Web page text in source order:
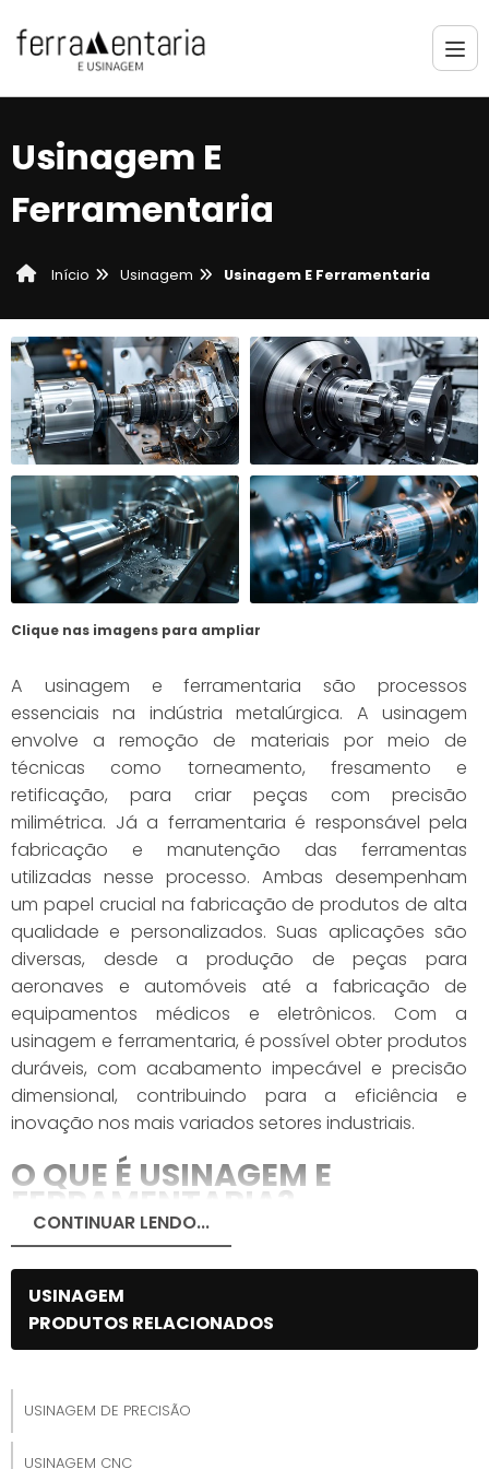
Usinagem E
Ferramentaria
Início Usinagem Usinagem E Ferramentaria
Clique nas imagens para ampliar
A usinagem e ferramentaria são processos
essenciais na indústria metalúrgica. A usinagem
envolve a remoção de materiais por meio de
técnicas como torneamento, fresamento e
retificação, para criar peças com precisão
milimétrica. Já a ferramentaria é responsável pela
fabricação e manutenção das ferramentas
utilizadas nesse processo. Ambas desempenham
um papel crucial na fabricação de produtos de alta
qualidade e personalizados. Suas aplicações são
diversas, desde a produção de peças para
aeronaves e automóveis até a fabricação de
equipamentos médicos e eletrônicos. Com a
usinagem e ferramentaria, é possível obter produtos
duráveis, com acabamento impecável e precisão
dimensional, contribuindo para a eficiência e
inovação nos mais variados setores industriais.
O QUE É USINAGEM E
FERRAMENTARIA?
envolve a remoção de material de uma peça bruta
para dar forma a uma peça específica, com alta
desenvolvimento e fabricação de ferramentas,
dispositivos e moldes para uso na produção
industrial.
CONTINUAR LENDO...
USINAGEM
PRODUTOS RELACIONADOS
USINAGEM DE PRECISÃO
USINAGEM CNC